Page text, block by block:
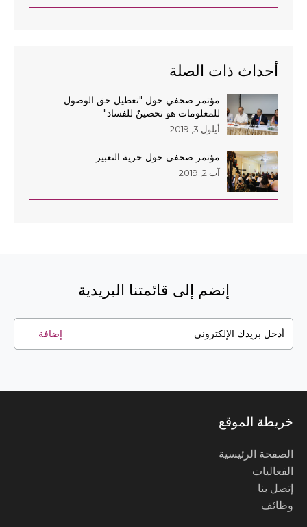
أحداث ذات الصلة
مؤتمر صحفي حول "تعطيل حق الوصول
للمعلومات هو تحصينٌ للفساد"
أيلول 3, 2019
مؤتمر صحفي حول حرية التعبير
آب 2, 2019
إنضم إلى قائمتنا البريدية
إضافة
خريطة الموقع
الصفحة الرئيسية
الفعاليات
إتصل بنا
وظائف